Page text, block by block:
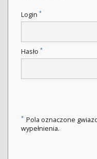
Login *
Hasło *
* Pola oznaczone
wypełnienia.